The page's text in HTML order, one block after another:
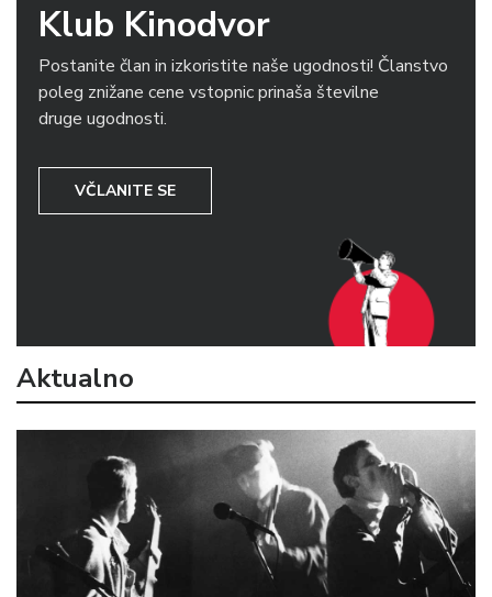
Klub Kinodvor
Postanite član in izkoristite naše ugodnosti! Članstvo
poleg znižane cene vstopnic prinaša številne
druge ugodnosti.
VČLANITE SE
Aktualno